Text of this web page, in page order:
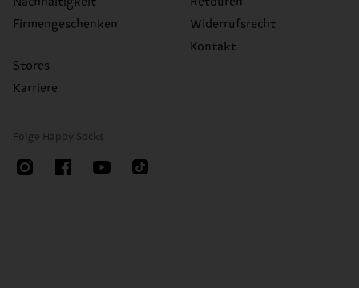
Firmengeschenken
Stores
Karriere
Widerrufsrecht
Kontakt
Folge Happy Socks